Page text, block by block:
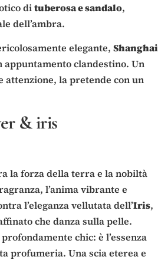
dituberosa e sandalo,
dell’ambra.
elegante, Shanghai
appuntamento clandestino. Un
attenzione, la pretende con un
& iris
la forza della terra e la nobiltà
l’anima vibrante e
l’eleganza vellutata dell’Iris,
che danza sulla pelle.
chic: è l’essenza
profumeria. Una scia eterea e